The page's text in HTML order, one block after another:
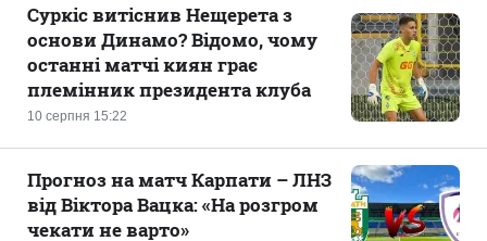
10 серпня 15:22
Суркіс витіснив Нещерета з
основи Динамо? Відомо, чому
останні матчі киян грає
племінник президента клуба
Прогноз на матч Карпати – ЛНЗ
від Віктора Вацка: «На розгром
чекати не варто»